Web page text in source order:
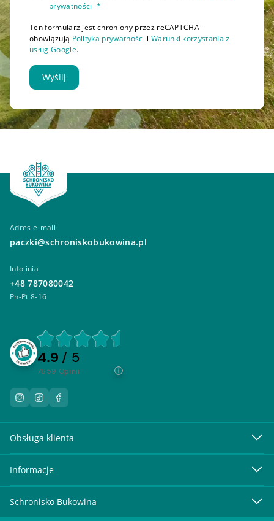
prywatności *
Ten formularz jest chroniony przez reCAPTCHA -
obowiązują Polityka prywatności i Warunki korzystania z
usług Google.
Wyślij
Adres e-mail
paczki@schroniskobukowina.pl
Infolinia
+48 787080042
Pn-Pt 8-16
4.9 / 5
7859 opinii
Obsługa klienta
Informacje
Schronisko Bukowina